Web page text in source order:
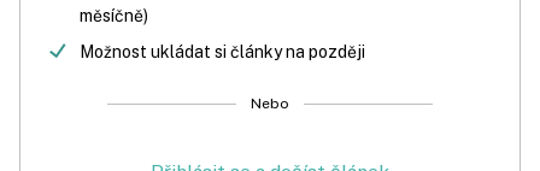
měsíčně)
Možnost ukládat si články na později
Nebo